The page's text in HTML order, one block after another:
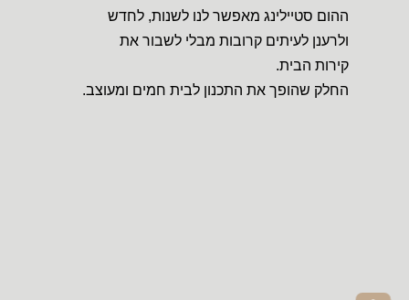
ההום סטיילינג מאפשר לנו לשנות, לחדש
ולרענן לעיתים קרובות מבלי לשבור את
קירות הבית.
החלק שהופך את התכנון לבית חמים ומעוצב.